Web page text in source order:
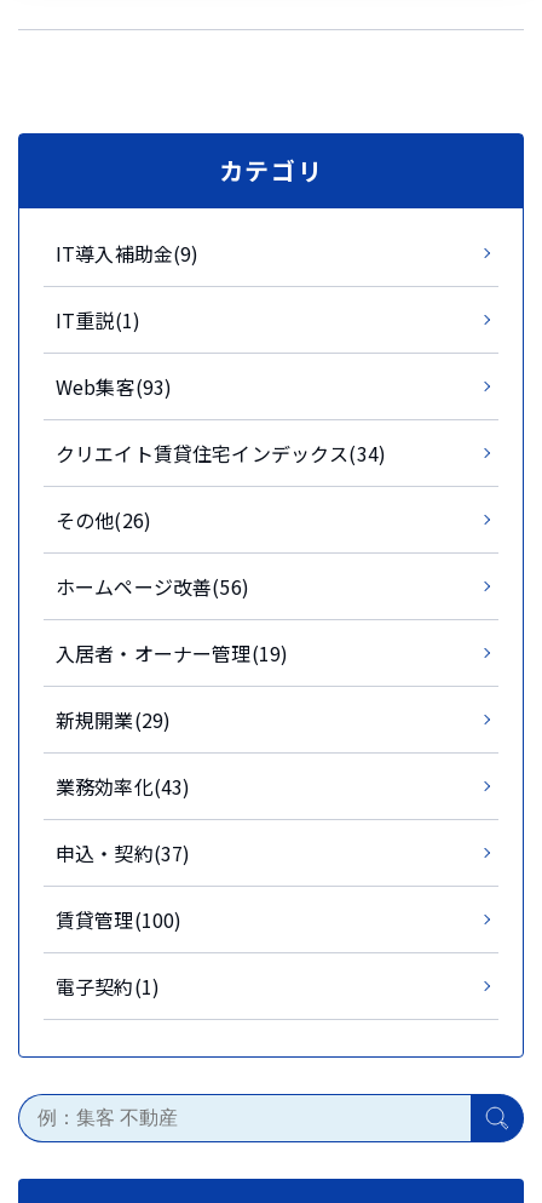
カテゴリ
IT導入補助金(9)
IT重説(1)
Web集客(93)
クリエイト賃貸住宅インデックス(34)
その他(26)
ホームページ改善(56)
入居者・オーナー管理(19)
新規開業(29)
業務効率化(43)
申込・契約(37)
賃貸管理(100)
電子契約(1)